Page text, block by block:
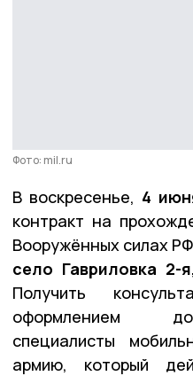
Фото: mil.ru
В воскресенье, 4
контракт на
Вооружённых силах
село Гавриловка
Получить
оформлением
специалисты
армию, который